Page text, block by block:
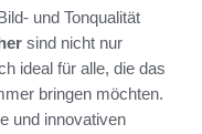
und Tonqualität
sind nicht nur
ideal für alle, die das
bringen möchten.
und innovativen